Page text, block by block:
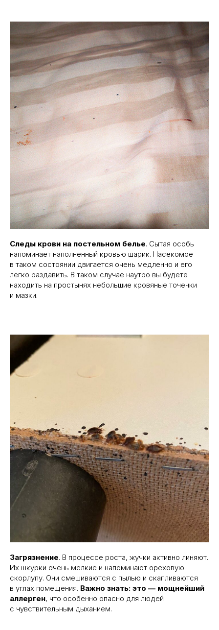
Следы крови на постельном белье. Сытая особь
напоминает наполненный кровью шарик. Насекомое
в таком состоянии двигается очень медленно и его
легко раздавить. В таком случае наутро вы будете
находить на простынях небольшие кровяные точечки
и мазки.
Загрязнение. В процессе роста, жучки активно линяют.
Их шкурки очень мелкие и напоминают ореховую
скорлупу. Они смешиваются с пылью и скапливаются
в углах помещения. Важно знать: это — мощнейший
аллерген, что особенно опасно для людей
с чувствительным дыханием.